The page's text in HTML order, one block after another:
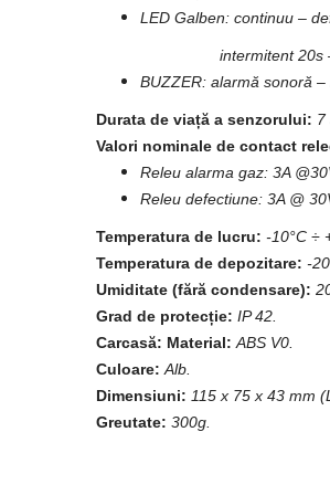
LED Galben: continuu –
intermitent 20s –
BUZZER: alarmă sonoră –
Durata de viață a senzorului: 7
Valori nominale de contact
Releu alarma gaz: 3A
Releu defectiune: 3A @
Temperatura de lucru: -10°C ÷
Temperatura de depozitare: -
Umiditate (fără condensare):
Grad de protecție: IP 42.
Carcasă: Material: ABS V0.
Culoare: Alb.
Dimensiuni: 115 x 75 x 43 mm
Greutate: 300g.